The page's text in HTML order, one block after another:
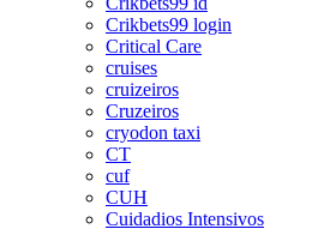
Crikbets99 login
Critical Care
cruises
cruizeiros
Cruzeiros
cryodon taxi
CT
cuf
CUH
Cuidadios Intensivos